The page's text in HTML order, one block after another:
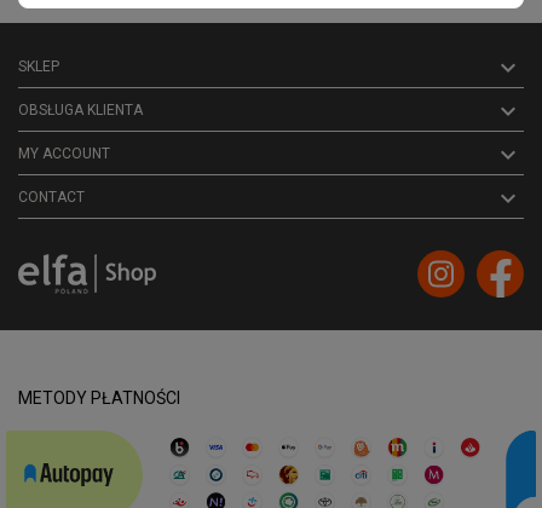
SKLEP 
OBSŁUGA KLIENTA 
MY ACCOUNT 
CONTACT keyboard_arrow_down
METODY PŁATNOŚCI